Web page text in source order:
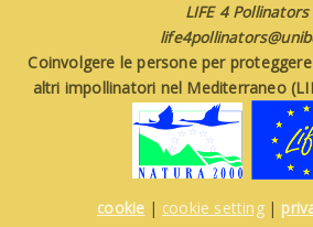
LIFE 4 Pollinators
Coinvolgere le persone per
altri impollinatori nel Mediterraneo
cookie | cookie setting|